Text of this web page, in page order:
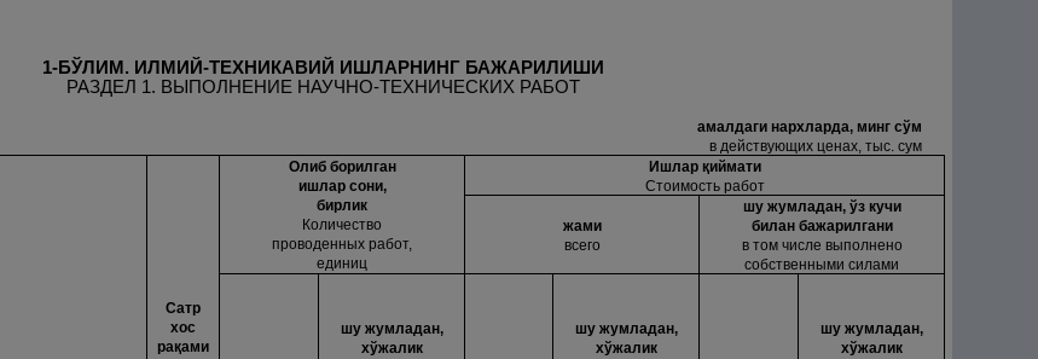
1-БЎЛИМ. ИЛМИЙ-ТЕХНИКАВИЙ ИШЛАРНИНГ БАЖАРИЛИШИ
РАЗДЕЛ 1. ВЫПОЛНЕНИЕ НАУЧНО-ТЕХНИЧЕСКИХ РАБОТ
амалдаги нархларда, минг сўм
в действующих ценах, тыс. сум
Сатр
хос
рақами
Олиб борилган
ишлар сони,
бирлик
Количество
проводенных работ,
единиц
Ишлар қиймати
Стоимость работ
жами
всего
шу жумладан, ўз кучи
билан бажарилгани
в том числе выполнено
собственными силами
шу жумладан,
хўжалик
шу жумладан,
хўжалик
шу жумладан,
хўжалик